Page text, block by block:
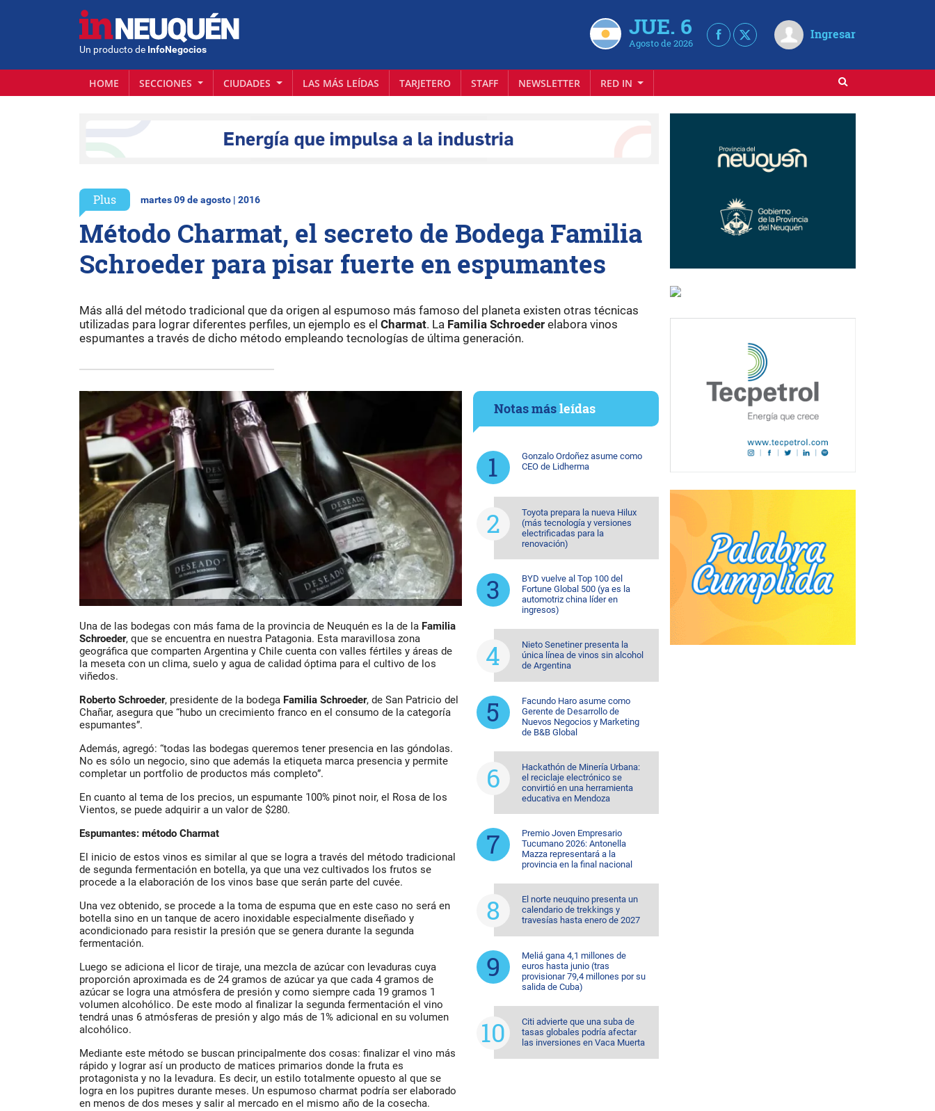
Un producto de InfoNegocios
JUE. 6
Agosto de 2026
Ingresar
HOME SECCIONES CIUDADES LAS MÁS LEÍDAS TARJETERO STAFF NEWSLETTER RED IN
Plus martes 09 de agosto | 2016
Método Charmat, el secreto de Bodega Familia
Schroeder para pisar fuerte en espumantes
Más allá del método tradicional que da origen al espumoso más famoso del planeta existen otras técnicas
utilizadas para lograr diferentes perfiles, un ejemplo es el Charmat. La Familia Schroeder elabora vinos
espumantes a través de dicho método empleando tecnologías de última generación.
Una de las bodegas con más fama de la provincia de Neuquén es la de la Familia
Schroeder, que se encuentra en nuestra Patagonia. Esta maravillosa zona
geográfica que comparten Argentina y Chile cuenta con valles fértiles y áreas de
la meseta con un clima, suelo y agua de calidad óptima para el cultivo de los
viñedos.
Roberto Schroeder, presidente de la bodega Familia Schroeder, de San Patricio del
Chañar, asegura que “hubo un crecimiento franco en el consumo de la categoría
espumantes”.
Además, agregó: “todas las bodegas queremos tener presencia en las góndolas.
No es sólo un negocio, sino que además la etiqueta marca presencia y permite
completar un portfolio de productos más completo”.
En cuanto al tema de los precios, un espumante 100% pinot noir, el Rosa de los
Vientos, se puede adquirir a un valor de $280.
Espumantes: método Charmat
El inicio de estos vinos es similar al que se logra a través del método tradicional
de segunda fermentación en botella, ya que una vez cultivados los frutos se
procede a la elaboración de los vinos base que serán parte del cuvée.
Una vez obtenido, se procede a la toma de espuma que en este caso no será en
botella sino en un tanque de acero inoxidable especialmente diseñado y
acondicionado para resistir la presión que se genera durante la segunda
fermentación.
Luego se adiciona el licor de tiraje, una mezcla de azúcar con levaduras cuya
proporción aproximada es de 24 gramos de azúcar ya que cada 4 gramos de
azúcar se logra una atmósfera de presión y como siempre cada 19 gramos 1
volumen alcohólico. De este modo al finalizar la segunda fermentación el vino
tendrá unas 6 atmósferas de presión y algo más de 1% adicional en su volumen
alcohólico.
Mediante este método se buscan principalmente dos cosas: finalizar el vino más
rápido y lograr así un producto de matices primarios donde la fruta es
protagonista y no la levadura. Es decir, un estilo totalmente opuesto al que se
logra en los pupitres durante meses. Un espumoso charmat podría ser elaborado
en menos de dos meses y salir al mercado en el mismo año de la cosecha.
Notas másleídas
Gonzalo Ordoñez asume como
CEO de Lidherma
Toyota prepara la nueva Hilux
(más tecnología y versiones
electrificadas para la
renovación)
BYD vuelve al Top 100 del
Fortune Global 500 (ya es la
automotriz china líder en
ingresos)
Nieto Senetiner presenta la
única línea de vinos sin alcohol
de Argentina
Facundo Haro asume como
Gerente de Desarrollo de
Nuevos Negocios y Marketing
de B&B Global
Hackathón de Minería Urbana:
el reciclaje electrónico se
convirtió en una herramienta
educativa en Mendoza
Premio Joven Empresario
Tucumano 2026: Antonella
Mazza representará a la
provincia en la final nacional
El norte neuquino presenta un
calendario de trekkings y
travesías hasta enero de 2027
Meliá gana 4,1 millones de
euros hasta junio (tras
provisionar 79,4 millones por su
salida de Cuba)
Citi advierte que una suba de
tasas globales podría afectar
las inversiones en Vaca Muerta